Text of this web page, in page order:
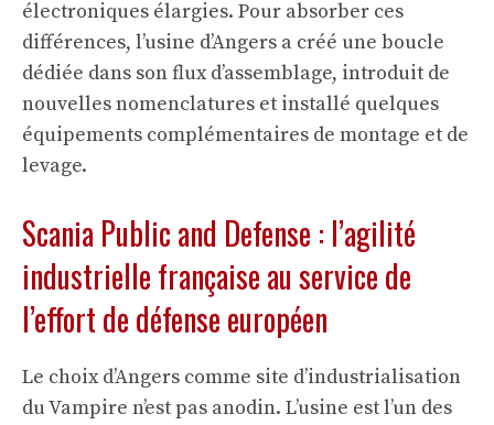
électroniques élargies. Pour absorber ces
différences, l’usine d’Angers a créé une boucle
dédiée dans son flux d’assemblage, introduit de
nouvelles nomenclatures et installé quelques
équipements complémentaires de montage et de
levage.
Scania Public and Defense : l’agilité
industrielle française au service de
l’effort de défense européen
Le choix d’Angers comme site d’industrialisation
du Vampire n’est pas anodin. L’usine est l’un des